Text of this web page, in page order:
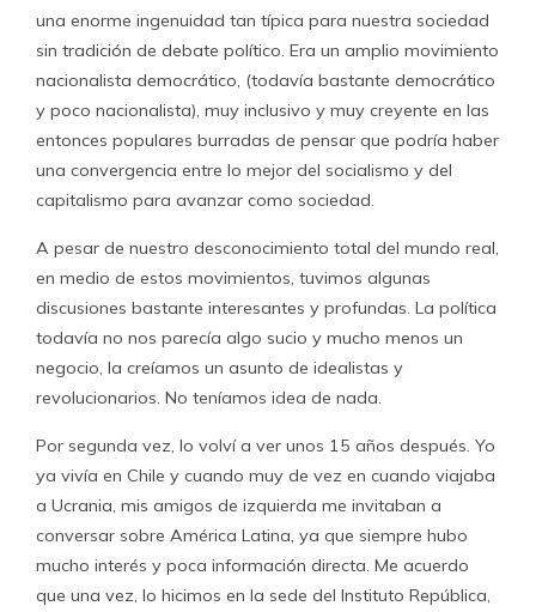
una enorme ingenuidad tan típica para nuestra sociedad
sin tradición de debate político. Era un amplio movimiento
nacionalista democrático, (todavía bastante democrático
y poco nacionalista), muy inclusivo y muy creyente en las
entonces populares burradas de pensar que podría haber
una convergencia entre lo mejor del socialismo y del
capitalismo para avanzar como sociedad.
A pesar de nuestro desconocimiento total del mundo real,
en medio de estos movimientos, tuvimos algunas
discusiones bastante interesantes y profundas. La política
todavía no nos parecía algo sucio y mucho menos un
negocio, la creíamos un asunto de idealistas y
revolucionarios. No teníamos idea de nada.
Por segunda vez, lo volví a ver unos 15 años después. Yo
ya vivía en Chile y cuando muy de vez en cuando viajaba
a Ucrania, mis amigos de izquierda me invitaban a
conversar sobre América Latina, ya que siempre hubo
mucho interés y poca información directa. Me acuerdo
que una vez, lo hicimos en la sede del Instituto República,